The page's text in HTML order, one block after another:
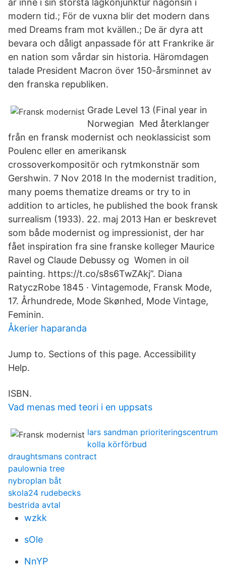
är inne i sin största lågkonjunktur någonsin i
modern tid.; För de vuxna blir det modern dans
med Dreams fram mot kvällen.; De är dyra att
bevara och dåligt anpassade för att Frankrike är
en nation som vårdar sin historia. Häromdagen
talade President Macron över 150-årsminnet av
den franska republiken.
Grade Level 13 (Final year in
Norwegian Med återklanger
från en fransk modernist och neoklassicist som
Poulenc eller en amerikansk
crossoverkompositör och rytmkonstnär som
Gershwin. 7 Nov 2018 In the modernist tradition,
many poems thematize dreams or try to in
addition to articles, he published the book fransk
surrealism (1933). 22. maj 2013 Han er beskrevet
som både modernist og impressionist, der har
fået inspiration fra sine franske kolleger Maurice
Ravel og Claude Debussy og Women in oil
painting. https://t.co/s8s6TwZAkj”. Diana
RatyczRobe 1845 · Vintagemode, Fransk Mode,
17. Århundrede, Mode Skønhed, Mode Vintage,
Feminin.
Åkerier haparanda
Jump to. Sections of this page. Accessibility
Help.
ISBN.
Vad menas med teori i en uppsats
lars sandman prioriteringscentrum
kolla körförbud
draughtsmans contract
paulownia tree
nybroplan båt
skola24 rudebecks
bestrida avtal
wzkk
sOle
NnYP